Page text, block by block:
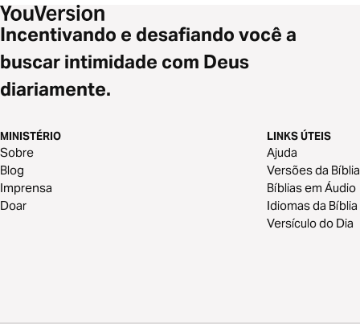
Incentivando e desafiando você a
buscar intimidade com Deus
diariamente.
MINISTÉRIO
Sobre
Blog
Imprensa
Doar
LINKS ÚTEIS
Ajuda
Versões da Bíblia
Bíblias em Áudio
Idiomas da Bíblia
Versículo do Dia